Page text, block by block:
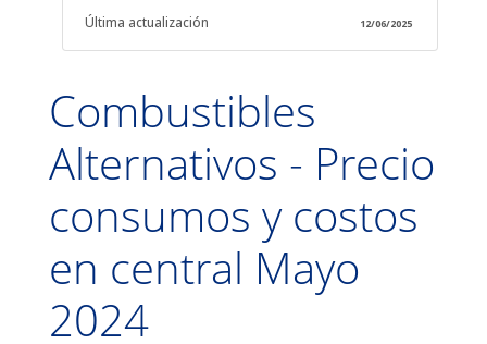
Última actualización 12/06/2025
Combustibles
Alternativos - Precio
consumos y costos
en central Mayo
2024